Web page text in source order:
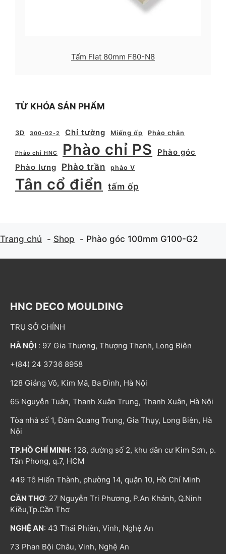
Tấm Flat 80mm F80-N8
TỪ KHÓA SẢN PHẨM
3D 300-02-2 Chỉ tường Miếng ốp Phào chân
Phào chỉ HNC Phào chỉ PS
Phào góc
Phào lưng
Phào trần phào V
Tân cổ điển tấm ốp
Trang chủ Shop Phào góc 100mm G100-G2
HNC DECO MOULDING
TRỤ SỞ CHÍNH
HÀ NỘI : 97 Gia Thượng, Thượng Thanh, Long Biên
+(84) 24 3736 8958
128 Giảng Võ, Kim Mã, Ba Đình, Hà Nội
65 Nguyễn Tuân, Thanh Xuân Trung, Thanh Xuân, Hà Nội
Tòa nhà số 1, Đàm Quang Trung, Gia Thụy, Long Biên, Hà
Nội
TP.HỒ CHÍ MINH: 128, đường số 2, khu dân cư Kim Sơn, p.
Tân Phong, q.7, HCM
449 Tô Hiến Thành, phường 14, quận 10, Hồ Chí Minh
CẦN THƠ: 27 Nguyễn Tri Phương, P.An Khánh, Q.Ninh
Kiều,Tp.Cần Thơ
NGHỆ AN: 43 Thái Phiên, Vinh, Nghệ An
73 Phan Bội Châu, Vinh, Nghệ An